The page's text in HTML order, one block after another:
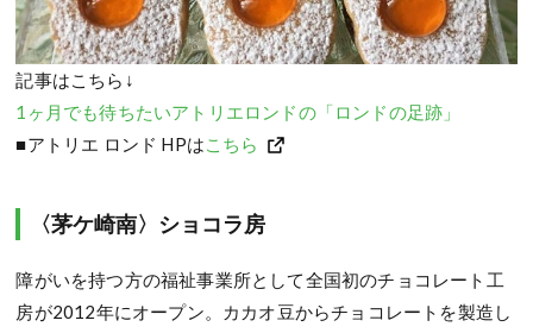
記事はこちら↓
1ヶ月でも待ちたいアトリエロンドの「ロンドの足跡」
■アトリエ ロンド HPは こちら
〈茅ケ崎南〉ショコラ房
障がいを持つ方の福祉事業所として全国初のチョコレート工
房が2012年にオープン。カカオ豆からチョコレートを製造し